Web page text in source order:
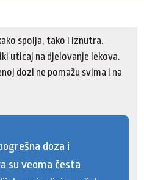
spolja, tako i iznutra.
uticaj na djelovanje lekova.
dozi ne pomažu svima i na
doza i
su veoma česta